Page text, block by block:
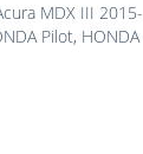
MDX III 2015-
Pilot, HONDA